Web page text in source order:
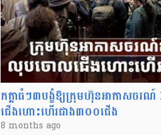
កត្តាធំៗ៣បង្ខំឱ្យក្រុមហ៊ុនអាកាសច
ជើងហោះហើរជាង៣០០ជើង
8 months ago